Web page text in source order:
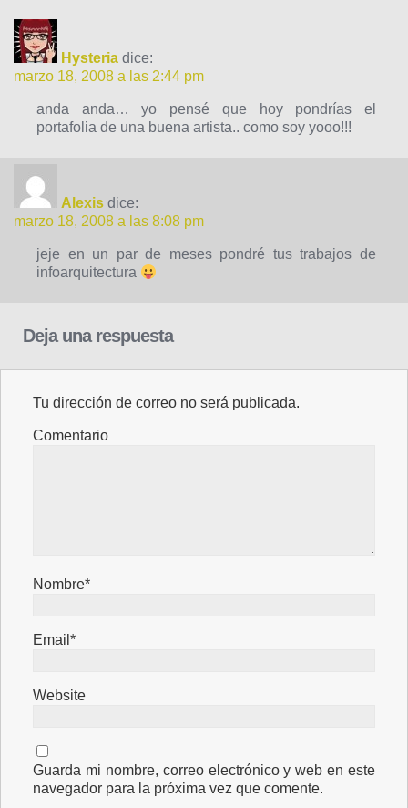
Hysteria dice:
marzo 18, 2008 a las 2:44 pm
anda anda… yo pensé que hoy pondrías el
portafolia de una buena artista.. como soy yooo!!!
Alexis dice:
marzo 18, 2008 a las 8:08 pm
jeje en un par de meses pondré tus trabajos de
infoarquitectura
Deja una respuesta
Tu dirección de correo no será publicada.
Comentario
Nombre*
Email*
Website
Guarda mi nombre, correo electrónico y web en este
navegador para la próxima vez que comente.